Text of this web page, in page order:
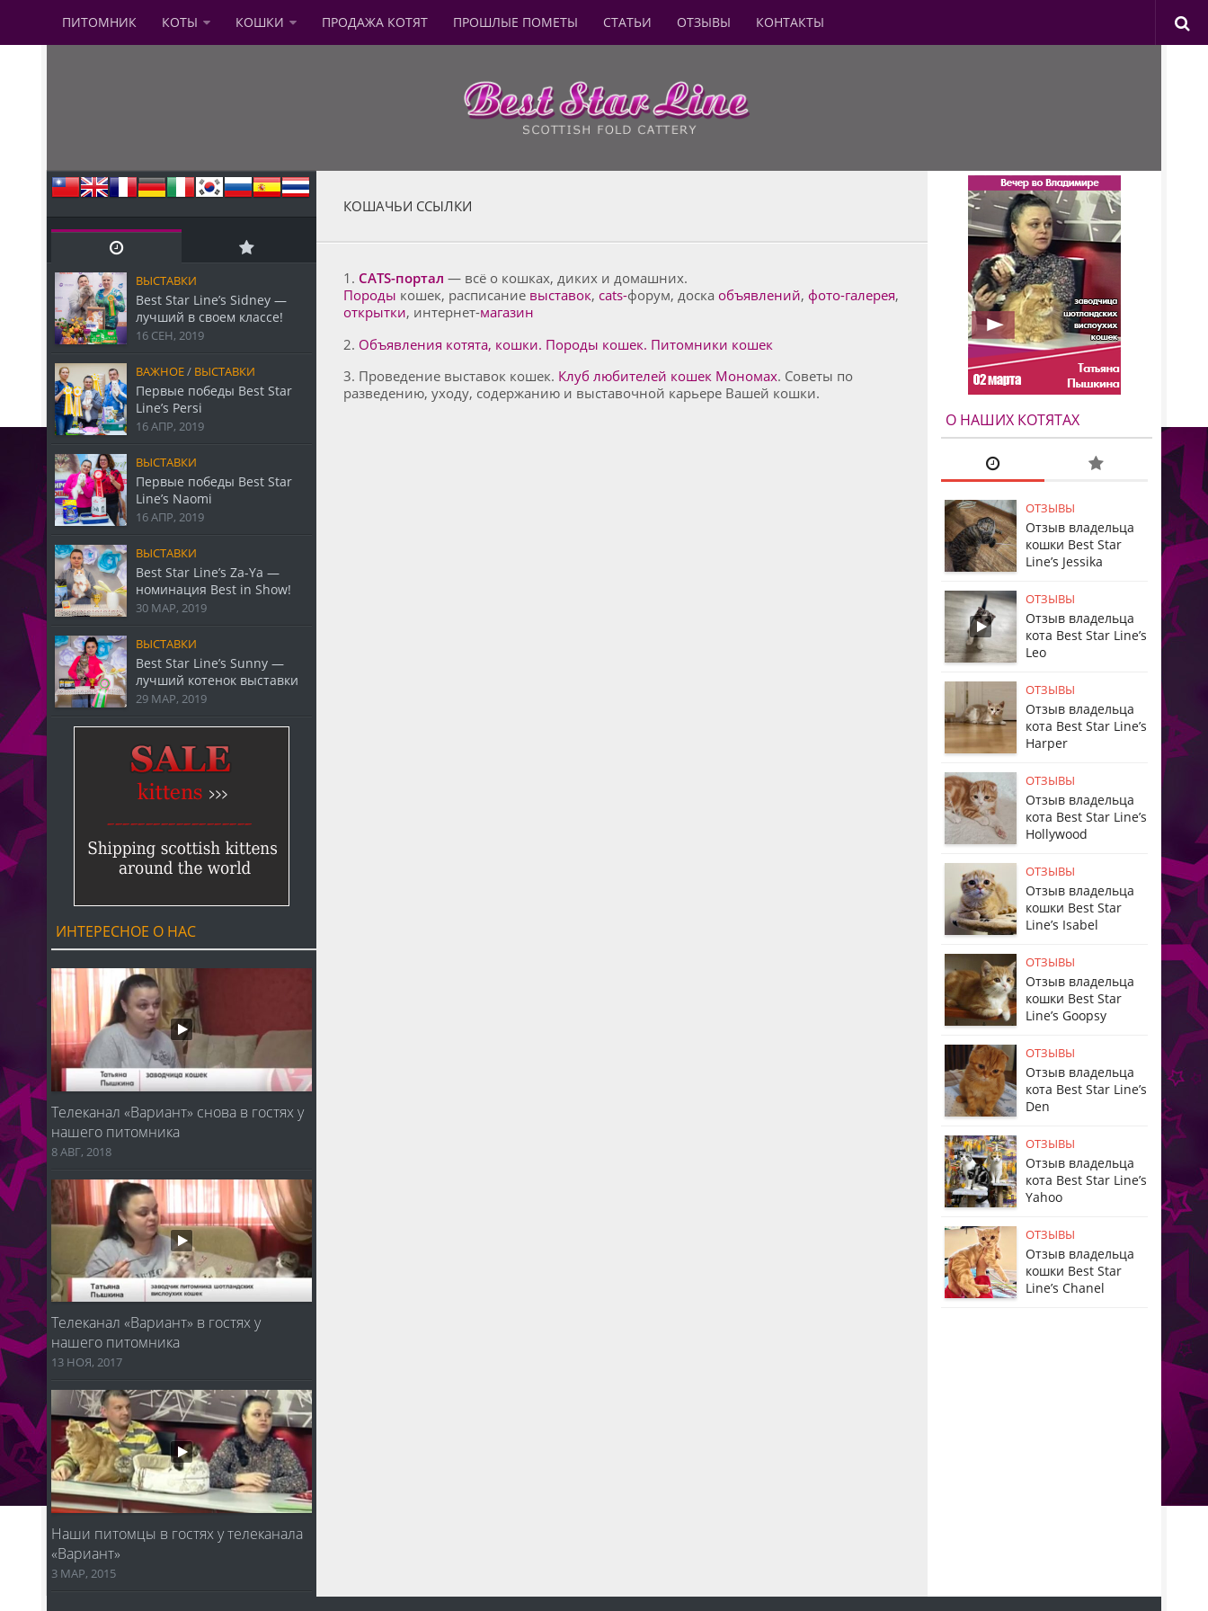
ПИТОМНИК КОТЫ КОШКИ ПРОДАЖА КОТЯТ ПРОШЛЫЕ ПОМЕТЫ СТАТЬИ ОТЗЫВЫ КОНТАКТЫ
КОШАЧЬИ ССЫЛКИ
1. CATS-портал — всё о кошках, диких и домашних.
Породы кошек, расписание выставок, cats-форум, доска объявлений, фото-галерея,
открытки, интернет-магазин
2. Объявления котята, кошки. Породы кошек. Питомники кошек
3. Проведение выставок кошек. Клуб любителей кошек Мономах. Советы по
разведению, уходу, содержанию и выставочной карьере Вашей кошки.
ВЫСТАВКИ
Best Star Line’s Sidney —
лучший в своем классе!
16 СЕН, 2019
ВАЖНОЕ/ ВЫСТАВКИ
Первые победы Best Star
Line’s Persi
16 АПР, 2019
ВЫСТАВКИ
Первые победы Best Star
Line’s Naomi
16 АПР, 2019
ВЫСТАВКИ
Best Star Line’s Za-Ya —
номинация Best in Show!
30 МАР, 2019
ВЫСТАВКИ
Best Star Line’s Sunny —
лучший котенок выставки
29 МАР, 2019
ИНТЕРЕСНОЕ О НАС
Телеканал «Вариант» снова в гостях у
нашего питомника
8 АВГ, 2018
Телеканал «Вариант» в гостях у
нашего питомника
13 НОЯ, 2017
Наши питомцы в гостях у телеканала
«Вариант»
3 МАР, 2015
О НАШИХ КОТЯТАХ
ОТЗЫВЫ
Отзыв владельца
кошки Best Star
Line’s Jessika
ОТЗЫВЫ
Отзыв владельца
кота Best Star Line’s
Leo
ОТЗЫВЫ
Отзыв владельца
кота Best Star Line’s
Harper
ОТЗЫВЫ
Отзыв владельца
кота Best Star Line’s
Hollywood
ОТЗЫВЫ
Отзыв владельца
кошки Best Star
Line’s Isabel
ОТЗЫВЫ
Отзыв владельца
кошки Best Star
Line’s Goopsy
ОТЗЫВЫ
Отзыв владельца
кота Best Star Line’s
Den
ОТЗЫВЫ
Отзыв владельца
кота Best Star Line’s
Yahoo
ОТЗЫВЫ
Отзыв владельца
кошки Best Star
Line’s Chanel